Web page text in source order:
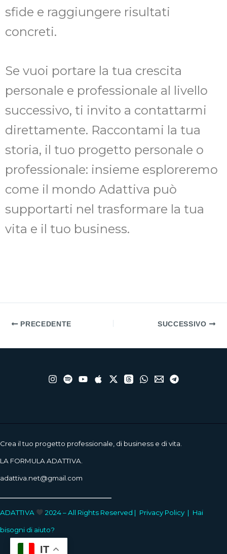
sfide e raggiungere risultati
concreti.
Se vuoi portare la tua crescita
personale e professionale al livello
successivo, ti invito a contattarmi
direttamente. Raccontami la tua
storia, il tuo progetto personale o
professionale: insieme esploreremo
come il mondo Adattiva può
supportarti nel trasformare la tua
vita e il tuo business.
PRECEDENTE SUCCESSIVO
Crea il tuo progetto professionale, di business e di vita.
LA FORMULA ADATTIVA.
adattiva.net@gmail.com
ADATTIVA 2024 – All Rights Reserved | Privacy Policy | Hai
bisogni di aiuto?
IT